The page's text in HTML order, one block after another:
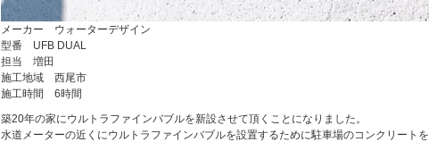
メーカー ウォーターデザイン
型番 UFB DUAL
担当 増田
施工地域 西尾市
施工時間 6時間
築20年の家にウルトラファインバブルを新設させて頂くことになりました。
水道メーターの近くにウルトラファインバブルを設置するために駐車場のコンクリートを